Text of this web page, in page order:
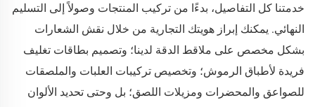
خدمتنا كل التفاصيل، بدءًا من تركيب المنتجات وصولاً إلى التسليم
النهائي. يمكنك إبراز هويتك التجارية من خلال نقش الشعارات
بشكل مخصص على ملاقط الدقة لدينا؛ وتصميم بطاقات تغليف
فريدة لأطباق الرموش؛ وتخصيص تركيبات العلبات والملصقات
للصواعق والمحضرات ومزيلات اللصق؛ بل وحتى تحديد الألوان